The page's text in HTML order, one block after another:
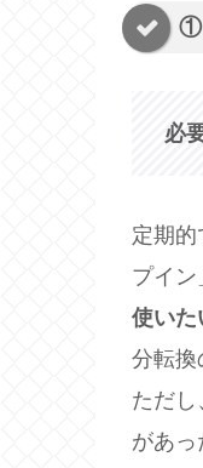
①
必
定期
プイン
使いた
分転換
ただ
があっ